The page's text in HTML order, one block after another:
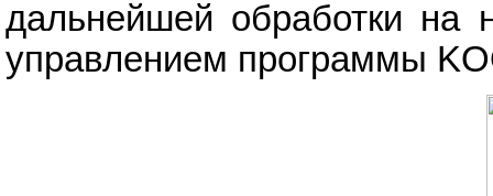
дальнейшей обработки на
управлением программы